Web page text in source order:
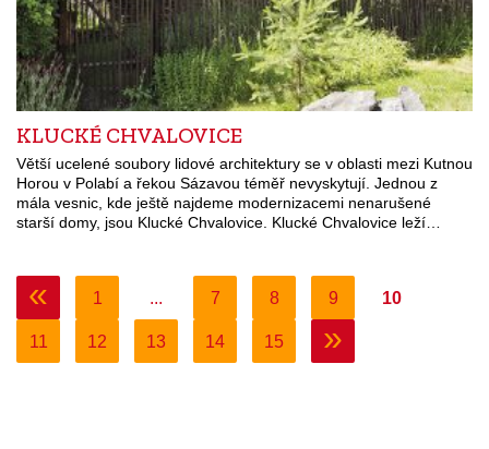
KLUCKÉ CHVALOVICE
Větší ucelené soubory lidové architektury se v oblasti mezi Kutnou
Horou v Polabí a řekou Sázavou téměř nevyskytují. Jednou z
mála vesnic, kde ještě najdeme modernizacemi nenarušené
starší domy, jsou Klucké Chvalovice. Klucké Chvalovice leží…
« 1 ... 7 8 9 10
11 12 13 14 15 »